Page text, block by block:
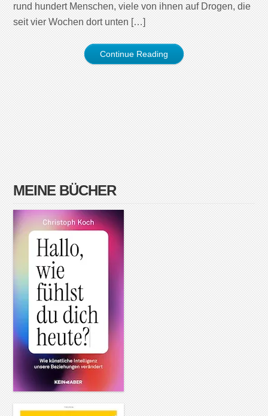
rund hundert Menschen, viele von ihnen auf Drogen, die
seit vier Wochen dort unten […]
Continue Reading
MEINE BÜCHER